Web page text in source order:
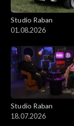
Studio Raban
01.08.2026
Studio Raban
18.07.2026